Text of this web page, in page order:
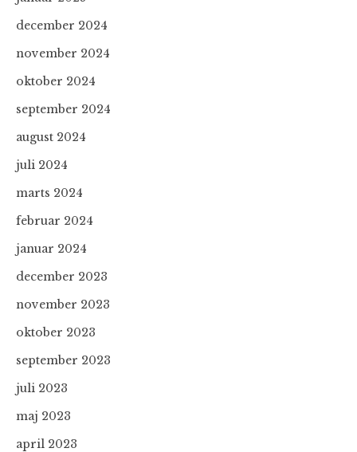
december 2024
november 2024
oktober 2024
september 2024
august 2024
juli 2024
marts 2024
februar 2024
januar 2024
december 2023
november 2023
oktober 2023
september 2023
juli 2023
maj 2023
april 2023